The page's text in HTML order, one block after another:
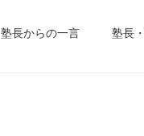
塾長からの一言 塾長